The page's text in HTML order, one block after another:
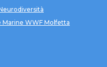
WWF Molfetta